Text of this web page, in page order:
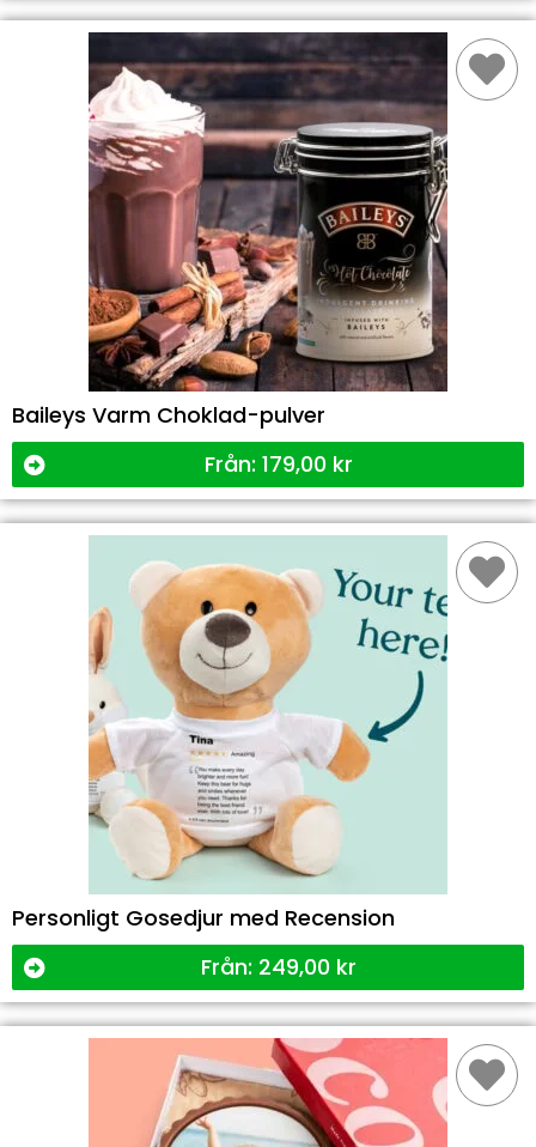
Baileys Varm Choklad-pulver
Från: 179,00 kr
Personligt Gosedjur med Recension
Från: 249,00 kr